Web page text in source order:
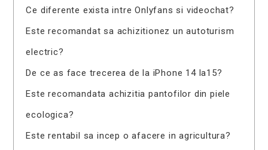
Ce diferente exista intre Onlyfans si videochat?
Este recomandat sa achizitionez un autoturism
electric?
De ce as face trecerea de la iPhone 14 la15?
Este recomandata achizitia pantofilor din piele
ecologica?
Este rentabil sa incep o afacere in agricultura?